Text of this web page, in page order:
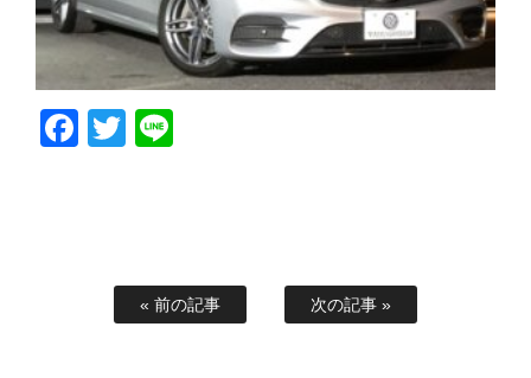
Facebook
Twitter
« 前の記事 次の記事 »